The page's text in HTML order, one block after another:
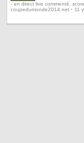
- en direct live commenté,
coupedumonde2014.net · 11